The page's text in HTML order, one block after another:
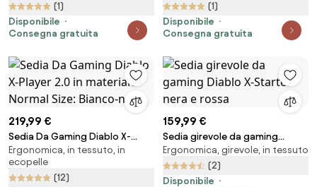
(1)
Disponibile
Consegna gratuita
(1)
Disponibile
Consegna gratuita
219,99 €
Sedia Da Gaming Diablo X-
Player 2.0 in materiale Normal
Size: Bianco-nero
Ergonomica, in tessuto, in
ecopelle
(12)
159,99 €
Sedia girevole da gaming
Diablo X-Starter nera e rossa
Ergonomica, girevole, in tessuto
(2)
Disponibile